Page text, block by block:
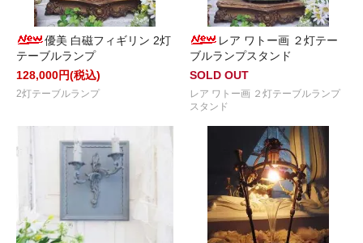
優美 白磁フィギリン 2灯
テーブルランプ
128,000円(税込)
2灯テーブルランプ
レア ワトー画 ２灯テー
ブルランプスタンド
SOLD OUT
レア ワトー画 ２灯テーブルランプ
スタンド